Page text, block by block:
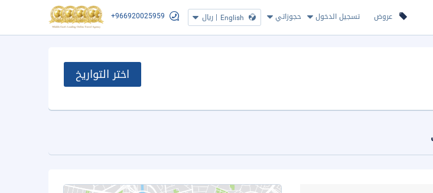
عروض تسجيل الدخول حجوزاتي English
| ريال +966920025959
اختر التواريخ